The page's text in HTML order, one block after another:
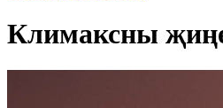
Климаксны